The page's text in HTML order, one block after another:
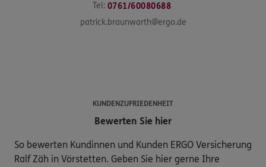
Tel: 0761/60080688
patrick.braunwarth@ergo.de
KUNDENZUFRIEDENHEIT
Bewerten Sie hier
So bewerten Kundinnen und Kunden ERGO Versicherung
Ralf Zäh in Vörstetten. Geben Sie hier gerne Ihre